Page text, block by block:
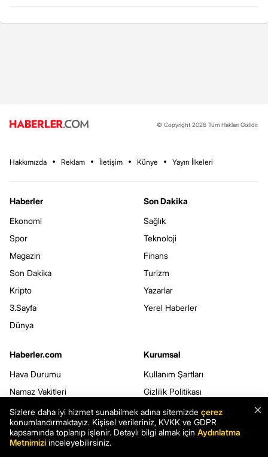
© Copyright 2026 Tüm Hakları Gizlidir.
Hakkımızda Reklam İletişim Künye Yayın İlkeleri
Haberler
Ekonomi
Spor
Magazin
Son Dakika
Kripto
3.Sayfa
Dünya
Son Dakika
Sağlık
Teknoloji
Finans
Turizm
Yazarlar
Yerel Haberler
Haberler.com
Hava Durumu
Namaz Vakitleri
Seçim Sonuçları
Şans Oyunları
Rüya Tabirleri
Kurumsal
Kullanım Şartları
Gizlilik Politikası
Çerez Politikası
Kişisel Verilerin Korunması
×
Sizlere daha iyi hizmet sunabilmek adına sitemizde çerez
konumlandırmaktayız. Kişisel verileriniz, KVKK ve GDPR
kapsamında toplanıp işlenir. Detaylı bilgi almak için Aydınlatma
Metnimizi inceleyebilirsiniz.